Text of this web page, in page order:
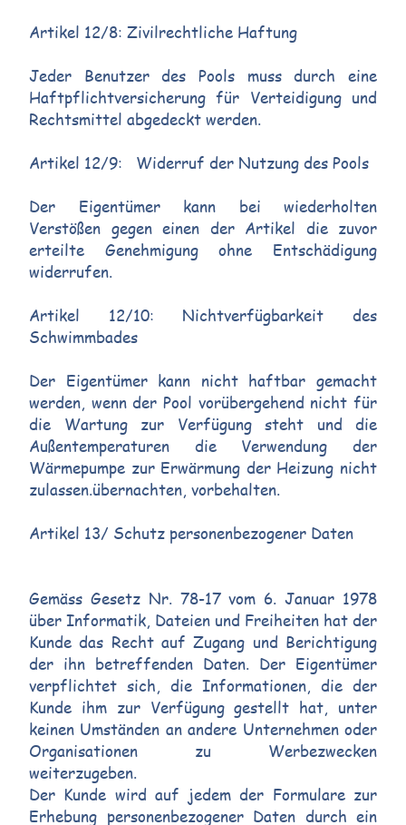
Artikel 12/8: Zivilrechtliche Haftung
Jeder Benutzer des Pools muss durch eine
Haftpflichtversicherung für Verteidigung und
Rechtsmittel abgedeckt werden.
Artikel 12/9: Widerruf der Nutzung des Pools
Der Eigentümer kann bei wiederholten
Verstößen gegen einen der Artikel die zuvor
erteilte Genehmigung ohne Entschädigung
widerrufen.
Artikel 12/10: Nichtverfügbarkeit des
Schwimmbades
Der Eigentümer kann nicht haftbar gemacht
werden, wenn der Pool vorübergehend nicht für
die Wartung zur Verfügung steht und die
Außentemperaturen die Verwendung der
Wärmepumpe zur Erwärmung der Heizung nicht
zulassen.übernachten, vorbehalten.
Artikel 13/ Schutz personenbezogener Daten
Gemäss Gesetz Nr. 78-17 vom 6. Januar 1978
über Informatik, Dateien und Freiheiten hat der
Kunde das Recht auf Zugang und Berichtigung
der ihn betreffenden Daten. Der Eigentümer
verpflichtet sich, die Informationen, die der
Kunde ihm zur Verfügung gestellt hat, unter
keinen Umständen an andere Unternehmen oder
Organisationen zu Werbezwecken
weiterzugeben.
Der Kunde wird auf jedem der Formulare zur
Erhebung personenbezogener Daten durch ein